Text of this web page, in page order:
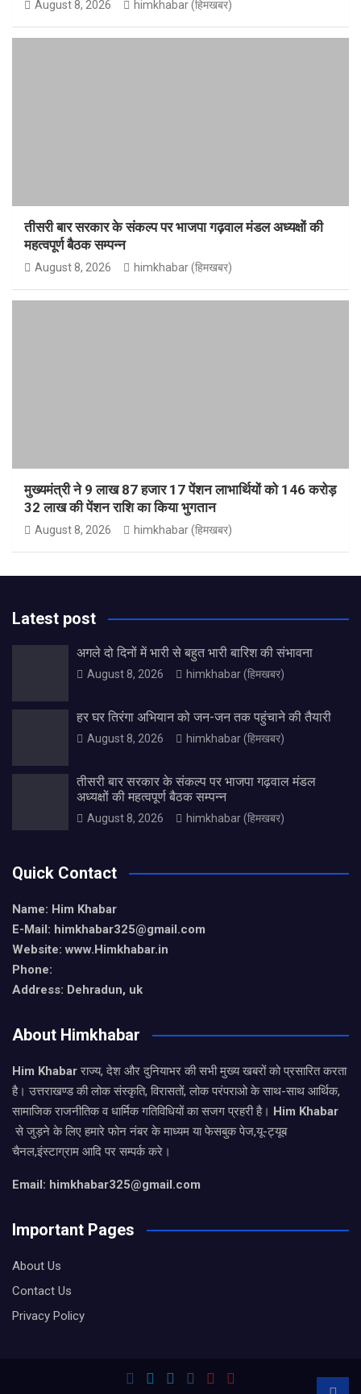
August 8, 2026 himkhabar (हिमखबर)
तीसरी बार सरकार के संकल्प पर भाजपा गढ़वाल मंडल अध्यक्षों की
महत्वपूर्ण बैठक सम्पन्न
August 8, 2026 himkhabar (हिमखबर)
मुख्यमंत्री ने 9 लाख 87 हजार 17 पेंशन लाभार्थियों को 146 करोड़
32 लाख की पेंशन राशि का किया भुगतान
August 8, 2026 himkhabar (हिमखबर)
Latest post
अगले दो दिनों में भारी से बहुत भारी बारिश की संभावना
August 8, 2026 himkhabar (हिमखबर)
हर घर तिरंगा अभियान को जन-जन तक पहुंचाने की तैयारी
August 8, 2026 himkhabar (हिमखबर)
तीसरी बार सरकार के संकल्प पर भाजपा गढ़वाल मंडल
अध्यक्षों की महत्वपूर्ण बैठक सम्पन्न
August 8, 2026 himkhabar (हिमखबर)
Quick Contact
Name: Him Khabar
E-Mail: himkhabar325@gmail.com
Website: www.Himkhabar.in
Phone:
Address: Dehradun, uk
About Himkhabar
Him Khabarराज्य, देश और दुनियाभर की सभी मुख्य खबरों को प्रसारित करता
है। उत्तराखण्ड की लोक संस्कृति, विरासतों, लोक परंपराओ के साथ-साथ आर्थिक,
सामाजिक राजनीतिक व धार्मिक गतिविधियों का सजग प्रहरी है। Him Khabar
से जुड़ने के लिए हमारे फोन नंबर के माध्यम या फेसबुक पेज,यू-ट्यूब
चैनल,इंस्टाग्राम आदि पर सम्पर्क करे।
Email: himkhabar325@gmail.com
Important Pages
About Us
Contact Us
Privacy Policy